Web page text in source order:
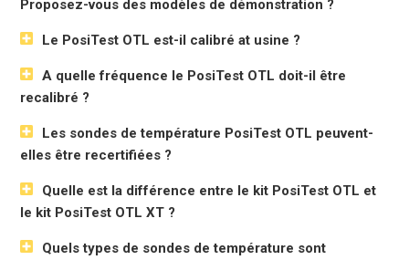
Proposez-vous des modèles de démonstration ?
Le PosiTest OTL est-il calibré at usine ?
A quelle fréquence le PosiTest OTL doit-il être
recalibré ?
Les sondes de température PosiTest OTL peuvent-
elles être recertifiées ?
Quelle est la différence entre le kit PosiTest OTL et
le kit PosiTest OTL XT ?
Quels types de sondes de température sont